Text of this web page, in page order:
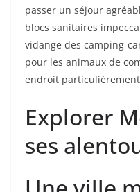
passer un séjour
blocs sanitaires
vidange des camping-
pour les animaux de
endroit
Explorer
ses